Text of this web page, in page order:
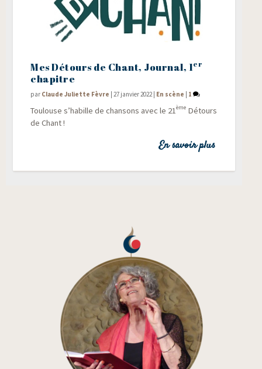
Mes Détours de Chant, Journal, 1er
chapitre
par Claude Juliette Fèvre |27 janvier 2022 | En scène | 1
Tou­louse s’ha­bille de chan­sons avec le 21ème Détours
de Chant !
En savoir plus